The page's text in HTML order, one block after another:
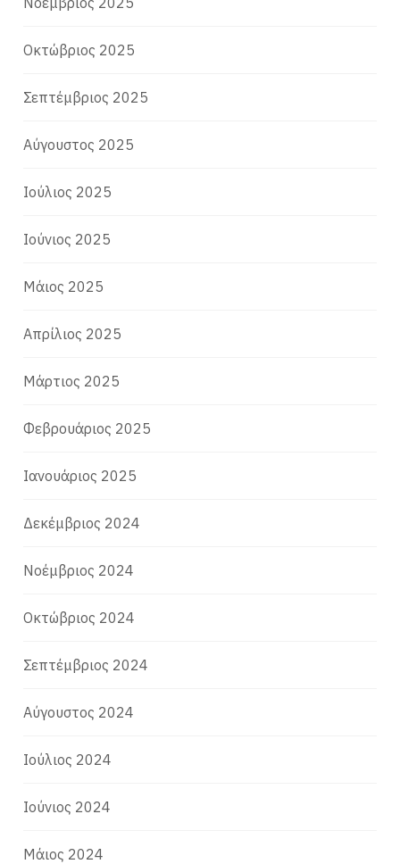
Οκτώβριος 2025
Σεπτέμβριος 2025
Αύγουστος 2025
Ιούλιος 2025
Ιούνιος 2025
Μάιος 2025
Απρίλιος 2025
Μάρτιος 2025
Φεβρουάριος 2025
Ιανουάριος 2025
Δεκέμβριος 2024
Νοέμβριος 2024
Οκτώβριος 2024
Σεπτέμβριος 2024
Αύγουστος 2024
Ιούλιος 2024
Ιούνιος 2024
Μάιος 2024